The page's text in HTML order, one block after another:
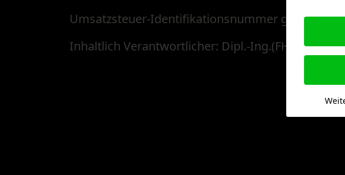
Umsatzsteuer-Identifikationsnummer gemäß §
Inhaltlich Verantwortlicher: Dipl.-Ing.(FH)ARCH